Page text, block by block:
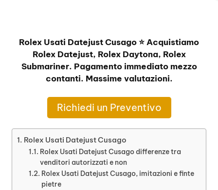
Rolex Usati Datejust Cusago ⭐ Acquistiamo
Rolex Datejust, Rolex Daytona, Rolex
Submariner. Pagamento immediato mezzo
contanti. Massime valutazioni.
Richiedi un Preventivo
Rolex Usati Datejust Cusago
Rolex Usati Datejust Cusago differenze tra
venditori autorizzati e non
Rolex Usati Datejust Cusago, imitazioni e finte
pietre